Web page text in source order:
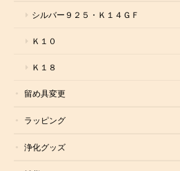
シルバー９２５・Ｋ１４ＧＦ
Ｋ１０
Ｋ１８
留め具変更
ラッピング
浄化グッズ